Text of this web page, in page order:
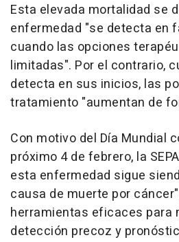
Esta elevada mortalidad se
enfermedad "se detecta en
cuando las opciones
limitadas". Por el contrario,
detecta en sus inicios, las
tratamiento "aumentan de
Con motivo del Día Mundial
próximo 4 de febrero, la
esta enfermedad sigue
causa de muerte por
herramientas eficaces para
detección precoz y